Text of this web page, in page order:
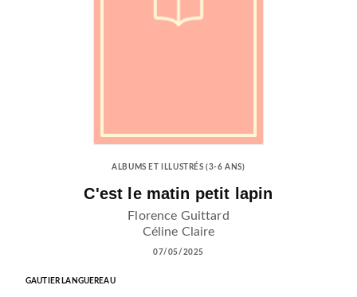
ALBUMS ET ILLUSTRÉS (3-6 ANS)
C'est le matin petit lapin
Florence Guittard
Céline Claire
07/05/2025
GAUTIER LANGUEREAU